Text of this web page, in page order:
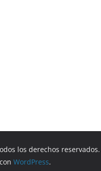
los derechos reservados.
WordPress.